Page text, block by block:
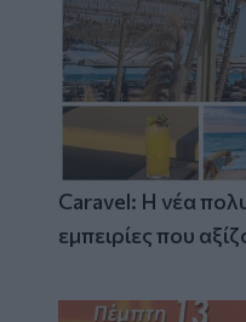
Caravel: Η νέα
εμπειρίες που